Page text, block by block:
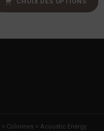
> Colonnes > Acoustic Energy